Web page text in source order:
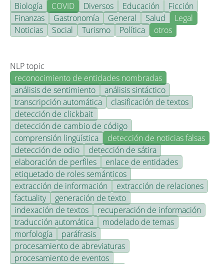
Biología
COVID Diversos Educación
Ficción
Finanzas
Gastronomía General Salud
Legal
Noticias
Social Turismo Política otros
NLP topic
reconocimiento de entidades nombradas
análisis de sentimiento
análisis sintáctico
transcripción automática
clasificación de textos
detección de clickbait
detección de cambio de código
comprensión lingüística
detección de noticias falsas
detección de odio
detección de sátira
elaboración de perfiles
enlace de entidades
etiquetado de roles semánticos
extracción de información
extracción de relaciones
factuality
generación de texto
indexación de textos
recuperación de información
traducción automática
modelado de temas
morfología
paráfrasis
procesamiento de abreviaturas
procesamiento de eventos